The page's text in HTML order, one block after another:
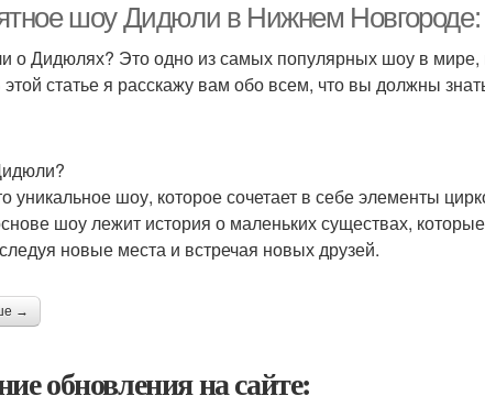
шоу Дидюли в Нижнем Новгороде:
о Дидюлях? Это одно из самых популярных шоу в мире,
этой статье я расскажу вам обо всем, что вы должны
уникальное шоу, которое сочетает в себе элементы
шоу лежит история о маленьких существах,
новые места и встречая новых друзей.
→
обновления на сайте: